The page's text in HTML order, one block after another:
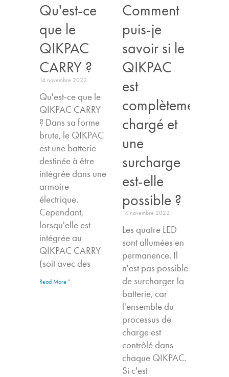
Qu'est-ce
que le
QIKPAC
CARRY ?
14 novembre 2022
Qu'est-ce que le
QIKPAC CARRY
? Dans sa forme
brute, le QIKPAC
est une batterie
destinée à être
intégrée dans une
armoire
électrique.
Cependant,
lorsqu'elle est
intégrée au
QIKPAC CARRY
(soit avec des
Read More "
Comment
puis-je
savoir si le
QIKPAC
est
complètement
chargé et
une
surcharge
est-elle
possible ?
14 novembre 2022
Les quatre LED
sont allumées en
permanence. Il
n'est pas possible
de surcharger la
batterie, car
l'ensemble du
processus de
charge est
contrôlé dans
chaque QIKPAC.
Si c'est